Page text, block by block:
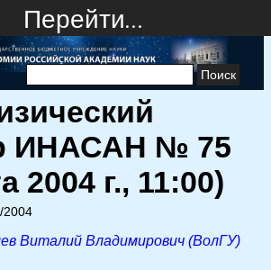
Перейти…
Найти:
ИНАСАН № 75
2004 г., 11:00)
2004
Виталий Владимирович (ВолГУ)